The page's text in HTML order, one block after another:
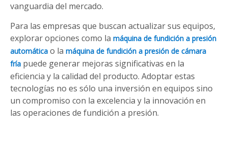
vanguardia del mercado.
Para las empresas que buscan actualizar sus equipos,
explorar opciones como la máquina de fundición a presión
automática o la máquina de fundición a presión de cámara
fría puede generar mejoras significativas en la
eficiencia y la calidad del producto. Adoptar estas
tecnologías no es sólo una inversión en equipos sino
un compromiso con la excelencia y la innovación en
las operaciones de fundición a presión.